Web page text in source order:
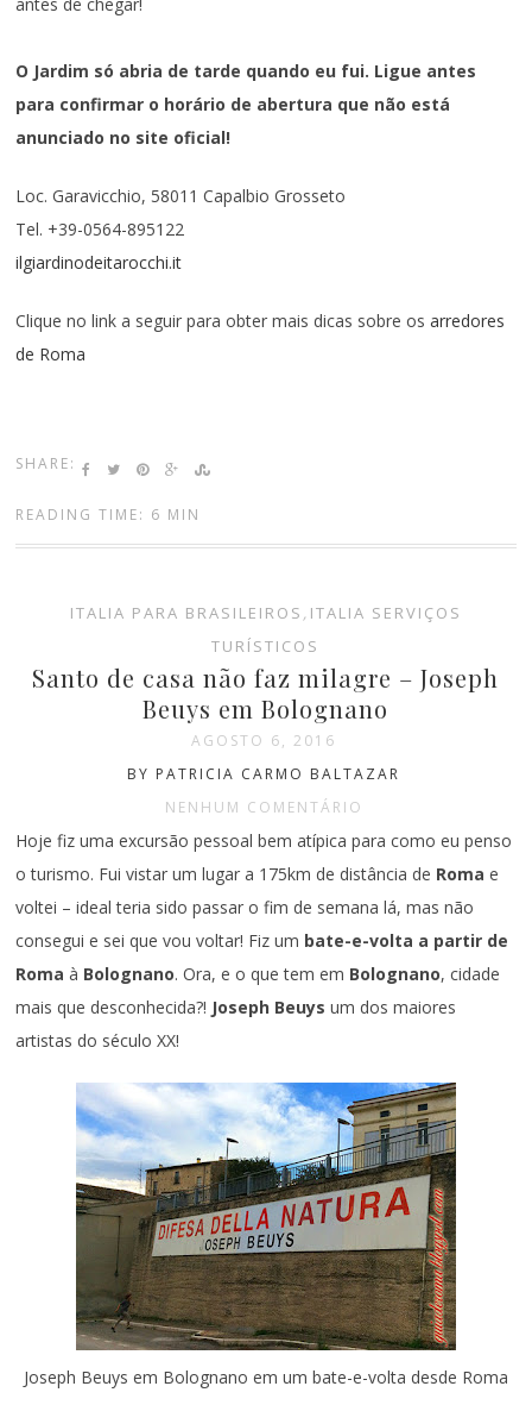
O Jardim só abria de tarde quando eu fui. Ligue antes
para confirmar o horário de abertura que não está
anunciado no site oficial!
Loc. Garavicchio, 58011 Capalbio Grosseto
Tel. +39-0564-895122
ilgiardinodeitarocchi.it
Clique no link a seguir para obter mais dicas sobre osarredores
de Roma
SHARE:
READING TIME: 6 MIN
ITALIA PARA BRASILEIROS , ITALIA SERVIÇOS
TURÍSTICOS
Santo de casa não faz milagre – Joseph
Beuys em Bolognano
AGOSTO 6, 2016
BY PATRICIA CARMO BALTAZAR
NENHUM COMENTÁRIO
Hoje fiz uma excursão pessoal bem atípica para como eu penso
o turismo. Fui vistar um lugar a 175km de distância de Roma e
voltei – ideal teria sido passar o fim de semana lá, mas não
consegui e sei que vou voltar! Fiz um bate-e-volta a partir de
Roma à Bolognano. Ora, e o que tem em Bolognano, cidade
mais que desconhecida?! Joseph Beuys um dos maiores
artistas do século XX!
Joseph Beuys em Bolognano em um bate-e-volta desde Roma